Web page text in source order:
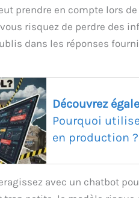
prendre en compte lors
risquez de perdre des
dans les réponses
Découvrez
Pourquoi
en production ?
avec un chatbot